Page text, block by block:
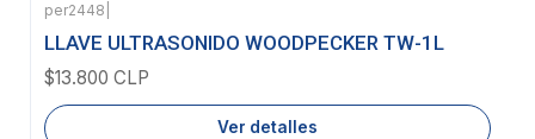
Agotado
per2448
LLAVE ULTRASONIDO WOODPECKER TW-1L
$13.800 CLP
Ver detalles